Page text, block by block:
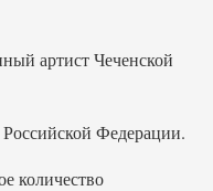
артист Чеченской
Федерации.
количество